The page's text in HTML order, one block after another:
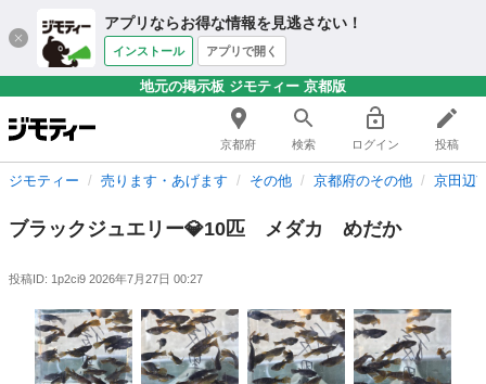
アプリならお得な情報を見逃さない！
インストール アプリで開く
地元の掲示板 ジモティー 京都版
京都府 検索 ログイン 投稿
ジモティー 売ります・あげます その他 京都府のその他 京田辺
ブラックジュエリー💎10匹 メダカ めだか
投稿ID: 1p2ci9 2026年7月27日 00:27